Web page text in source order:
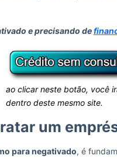
e precisando de
ao clicar neste botão, você
dentro deste mesmo site.
um
para negativado, é